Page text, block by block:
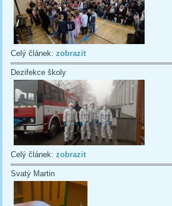
Celý článek:zobrazit
Dezifekce školy
Celý článek:zobrazit
Svatý Martin